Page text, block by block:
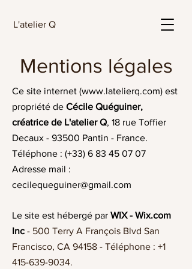
L'atelier Q
Mentions légales
Ce site internet (www.latelierq.com) est
propriété de Cécile Quéguiner,
créatrice de L'atelier Q, 18 rue Toffier
Decaux - 93500 Pantin - France.
Téléphone : (+33) 6 83 45 07 07
Adresse mail :
cecilequeguiner@gmail.com
Le site est hébergé par WIX - Wix.com
Inc - 500 Terry A François Blvd San
Francisco, CA 94158 - Téléphone : +1
415-639-9034.